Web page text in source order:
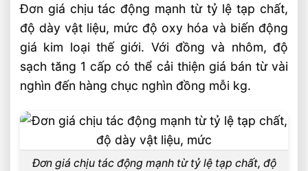
Đơn giá chịu tác động mạnh từ tỷ lệ tạp chất,
độ dày vật liệu, mức độ oxy hóa và biến động
giá kim loại thế giới. Với đồng và nhôm, độ
sạch tăng 1 cấp có thể cải thiện giá bán từ vài
nghìn đến hàng chục nghìn đồng mỗi kg.
Đơn giá chịu tác động mạnh từ tỷ lệ tạp chất, độ